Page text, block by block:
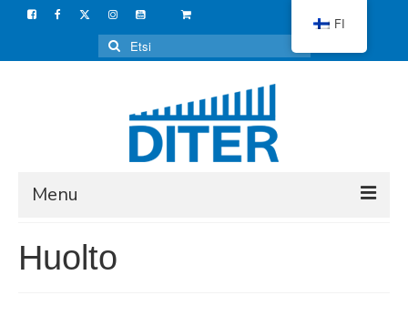
Search
for:
Menu
VERKKOKAUPPA
Huolto
FI